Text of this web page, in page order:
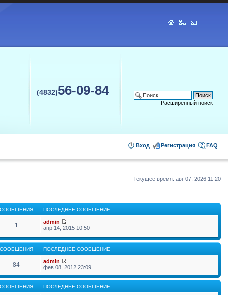
(4832)56-09-84
Расширенный поиск
FAQ
Регистрация
Вход
Текущее время: авг 07, 2026 11:20
СООБЩЕНИЯ ПОСЛЕДНЕЕ СООБЩЕНИЕ
1
admin
апр 14, 2015 10:50
СООБЩЕНИЯ ПОСЛЕДНЕЕ СООБЩЕНИЕ
84
admin
фев 08, 2012 23:09
СООБЩЕНИЯ ПОСЛЕДНЕЕ СООБЩЕНИЕ